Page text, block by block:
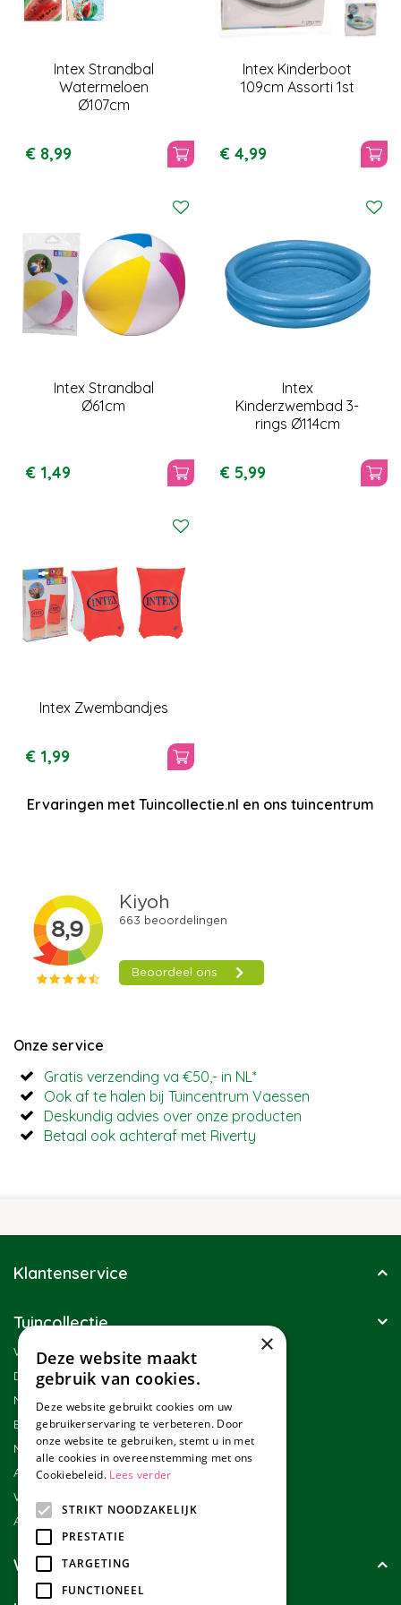
Intex Strandbal
Watermeloen
Ø107cm
€ 8,99
Intex Kinderboot
109cm Assorti 1st
€ 4,99
Intex Strandbal
Ø61cm
€ 1,49
Intex
Kinderzwembad 3-
rings Ø114cm
€ 5,99
Intex Zwembandjes
€ 1,99
Ervaringen met Tuincollectie.nl en ons tuincentrum
Onze service
Gratis verzending va €50,- in NL*
Ook af te halen bij Tuincentrum Vaessen
Deskundig advies over onze producten
Betaal ook achteraf met Riverty
Klantenservice
Tuincollectie
Winkel
Duurzaamheid
Nieuwsbrief
Blog
Merken
Assortiment
Werken bij Tuincollectie
Affiliate marketing
Wie zijn wij?
×
Deze website maakt
gebruik van cookies.
Deze website gebruikt cookies om uw
gebruikerservaring te verbeteren. Door
onze website te gebruiken, stemt u in met
alle cookies in overeenstemming met ons
Cookiebeleid. Lees verder
STRIKT NOODZAKELIJK
PRESTATIE
TARGETING
FUNCTIONEEL